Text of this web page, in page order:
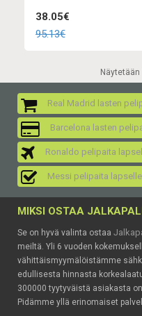
38.05€
95.13€
Näytetään
Real Madrid lasten
Barcelona lasten
Ronaldo pelipaita
Messi pelipaita lapselle
MIKSI OSTAA
Se on hyvä valinta ostaa
meiltä. Yli 6 vuoden
vähittäismyymälöistämme
edullisesta hinnasta
300000 tyytyväistä asiakasta
Pidämme yllä erinomaiset